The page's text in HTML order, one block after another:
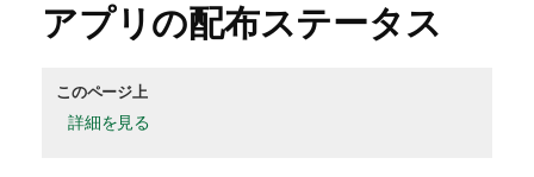
アプリの配布ステータス
このページ上
詳細を見る